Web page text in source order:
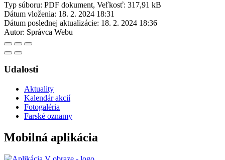
Typ súboru: PDF dokument, Veľkosť: 317,91 kB
Dátum vloženia: 18. 2. 2024 18:31
Dátum poslednej aktualizácie: 18. 2. 2024 18:36
Autor: Správca Webu
Udalosti
Aktuality
Kalendár akcií
Fotogaléria
Farské oznamy
Mobilná aplikácia